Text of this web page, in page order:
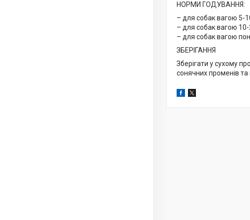
НОРМИ ГОДУВАННЯ:
– для собак вагою 5-
– для собак вагою 10-
– для собак вагою
ЗБЕРІГАННЯ
Зберігати у сухому
сонячних променів та